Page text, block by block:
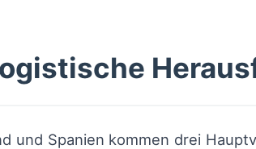
und Spanien kommen drei